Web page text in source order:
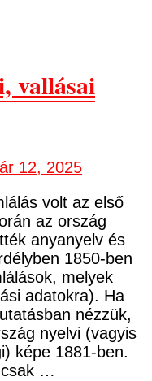
vallásai
12, 2025
volt az első
az ország
anyanyelv és
1850-ben
melyek
adatokra). Ha
nézzük,
nyelvi (vagyis
képe 1881-ben.
…